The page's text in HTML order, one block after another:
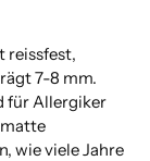
reissfest,
7-8 mm.
für Allergiker
wie viele Jahre